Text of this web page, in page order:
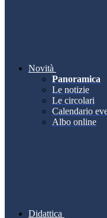
Novità
Panoramica
Le notizie
Le circolari
Calendario
Albo online
Didattica